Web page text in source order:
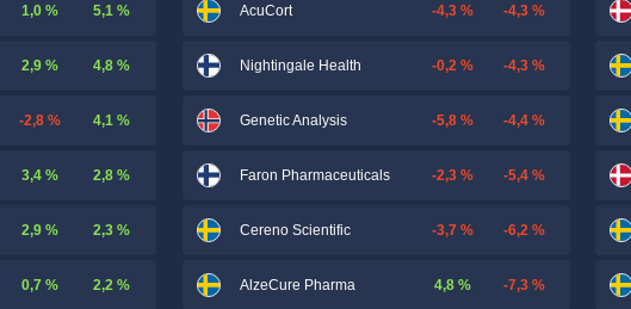
1,0 % 5,1 %
2,9 % 4,8 %
-2,8 % 4,1 %
3,4 % 2,8 %
2,9 % 2,3 %
0,7 % 2,2 %
AcuCort -4,3 % -4,3 %
Nightingale Health -0,2 % -4,3 %
Genetic Analysis -5,8 % -4,4 %
Faron Pharmaceuticals -2,3 % -5,4 %
Cereno Scientific -3,7 % -6,2 %
AlzeCure Pharma 4,8 % -7,3 %